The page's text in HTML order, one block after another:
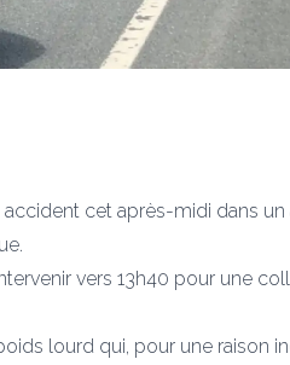
cet après-midi dans
vers 13h40 pour une
lourd qui, pour une raison